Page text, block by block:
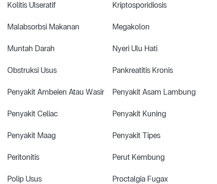
Kolitis Ulseratif Kriptosporidiosis
Malabsorbsi Makanan Megakolon
Muntah Darah Nyeri Ulu Hati
Obstruksi Usus Pankreatitis Kronis
Penyakit Ambeien Atau Wasir Penyakit Asam Lambung
Penyakit Celiac Penyakit Kuning
Penyakit Maag Penyakit Tipes
Peritonitis Perut Kembung
Polip Usus Proctalgia Fugax